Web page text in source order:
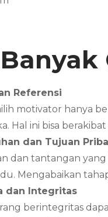
Referensi
motivator hanya
Hal ini bisa
dan Tujuan
dan tantangan
Mengabaikan
dan Integritas
berintegritas